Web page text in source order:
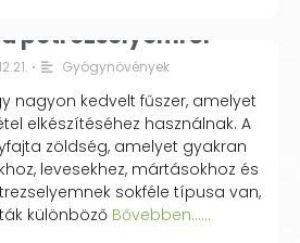
petrezselyemről
• Gyógynövények
nagyon kedvelt fűszer, amelyet
elkészítéséhez használnak. A
zöldség, amelyet gyakran
levesekhez, mártásokhoz és
sokféle típusa van,
különbözőBővebben...…